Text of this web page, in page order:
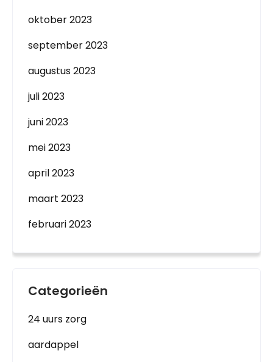
oktober 2023
september 2023
augustus 2023
juli 2023
juni 2023
mei 2023
april 2023
maart 2023
februari 2023
Categorieën
24 uurs zorg
aardappel